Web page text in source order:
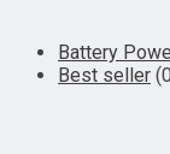
Battery
Best seller